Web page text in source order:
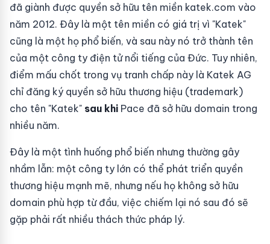
đã giành được quyền sở hữu tên miền katek.com vào
năm 2012. Đây là một tên miền có giá trị vì "Katek"
cũng là một họ phổ biến, và sau này nó trở thành tên
của một công ty điện tử nổi tiếng của Đức. Tuy nhiên,
điểm mấu chốt trong vụ tranh chấp này là Katek AG
chỉ đăng ký quyền sở hữu thương hiệu (trademark)
cho tên "Katek" sau khi Pace đã sở hữu domain trong
nhiều năm.
Đây là một tình huống phổ biến nhưng thường gây
nhầm lẫn: một công ty lớn có thể phát triển quyền
thương hiệu mạnh mẽ, nhưng nếu họ không sở hữu
domain phù hợp từ đầu, việc chiếm lại nó sau đó sẽ
gặp phải rất nhiều thách thức pháp lý.